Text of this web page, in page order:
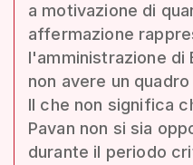
a motivazione di
affermazione
l'amministrazione di
non avere un
Il che non significa
Pavan non si sia
durante il periodo